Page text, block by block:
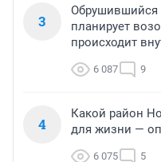
3
Обрушившийся
планирует
происходит
6 087 9
4
Какой район
для жизни —
6 075 5